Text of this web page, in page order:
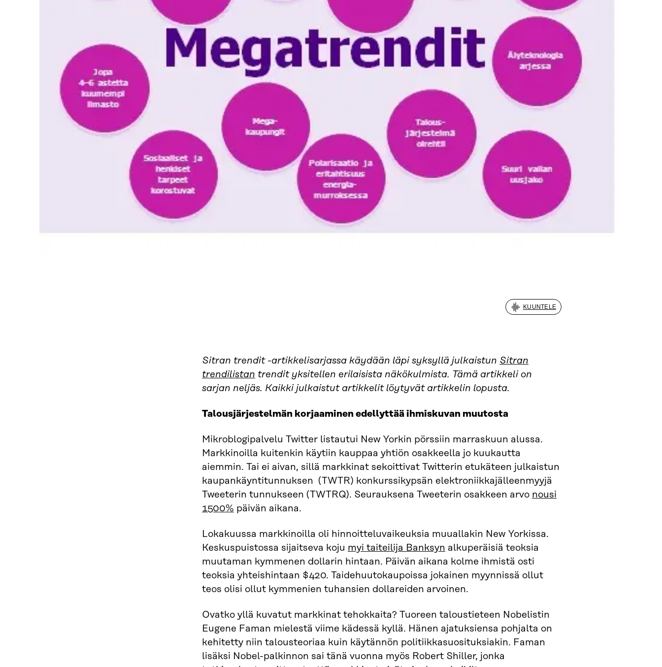
KUUNTELE
Sitran trendit -artikkelisarjassa käydään läpi syksyllä julkaistun Sitran
trendilistan trendit yksitellen erilaisista näkökulmista. Tämä artikkeli on
sarjan neljäs. Kaikki julkaistut artikkelit löytyvät artikkelin lopusta.
Talousjärjestelmän korjaaminen edellyttää ihmiskuvan muutosta
Mikroblogipalvelu Twitter listautui New Yorkin pörssiin marraskuun alussa.
Markkinoilla kuitenkin käytiin kauppaa yhtiön osakkeella jo kuukautta
aiemmin. Tai ei aivan, sillä markkinat sekoittivat Twitterin etukäteen julkaistun
kaupankäyntitunnuksen (TWTR) konkurssikypsän elektroniikkajälleenmyyjä
Tweeterin tunnukseen (TWTRQ). Seurauksena Tweeterin osakkeen arvo nousi
1500% päivän aikana.
Lokakuussa markkinoilla oli hinnoitteluvaikeuksia muuallakin New Yorkissa.
Keskuspuistossa sijaitseva koju myi taiteilija Banksyn alkuperäisiä teoksia
muutaman kymmenen dollarin hintaan. Päivän aikana kolme ihmistä osti
teoksia yhteishintaan $420. Taidehuutokaupoissa jokainen myynnissä ollut
teos olisi ollut kymmenien tuhansien dollareiden arvoinen.
Ovatko yllä kuvatut markkinat tehokkaita? Tuoreen taloustieteen Nobelistin
Eugene Faman mielestä viime kädessä kyllä. Hänen ajatuksiensa pohjalta on
kehitetty niin talousteoriaa kuin käytännön politiikkasuosituksiakin. Faman
lisäksi Nobel-palkinnon sai tänä vuonna myös Robert Shiller, jonka